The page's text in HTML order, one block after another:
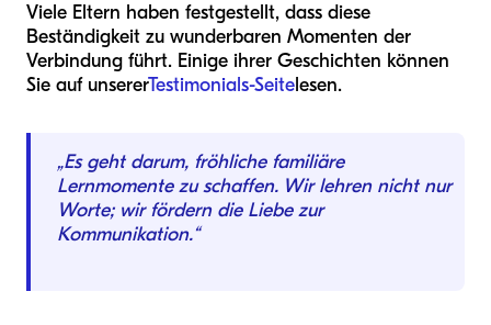
Viele Eltern haben festgestellt, dass diese
Beständigkeit zu wunderbaren Momenten der
Verbindung führt. Einige ihrer Geschichten können
Sie auf unsererTestimonials-Seitelesen.
„Es geht darum, fröhliche familiäre
Lernmomente zu schaffen. Wir lehren nicht nur
Worte; wir fördern die Liebe zur
Kommunikation.“